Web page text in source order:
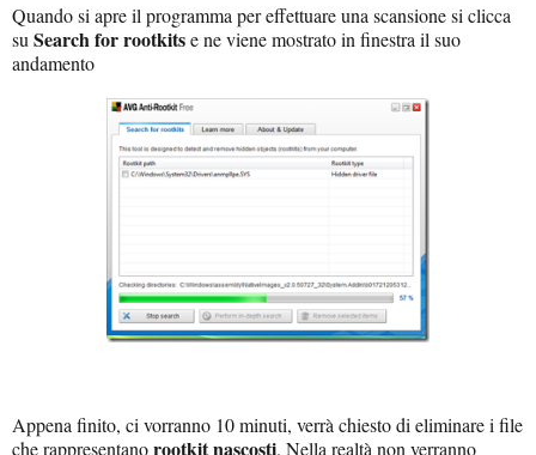
Quando si apre il programma per effettuare una scansione si clicca
su Search for rootkitse ne viene mostrato in finestra il suo
andamento
Appena finito, ci vorranno 10 minuti, verrà chiesto di eliminare i file
che rappresentanorootkit nascosti. Nella realtà non verranno